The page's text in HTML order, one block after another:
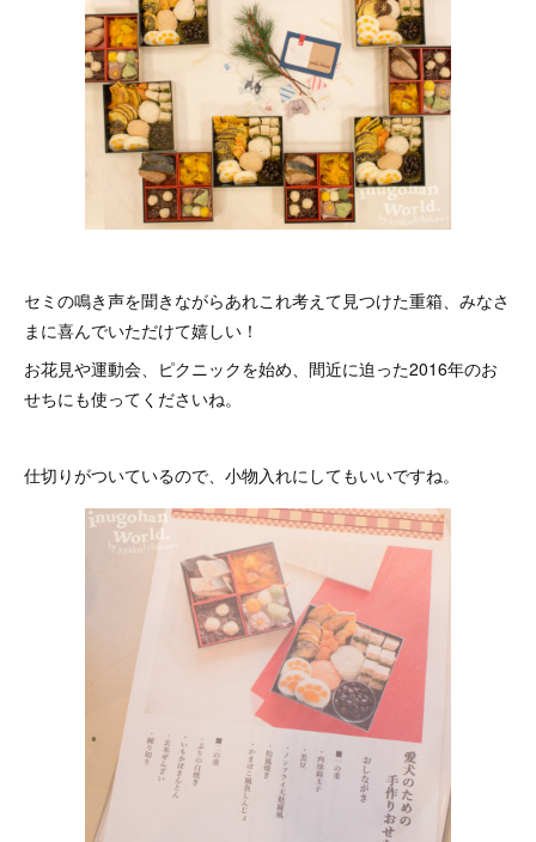
セミの鳴き声を聞きながらあれこれ考えて見つけた重箱、みなさ
まに喜んでいただけて嬉しい！
お花見や運動会、ピクニックを始め、間近に迫った2016年のお
せちにも使ってくださいね。
仕切りがついているので、小物入れにしてもいいですね。